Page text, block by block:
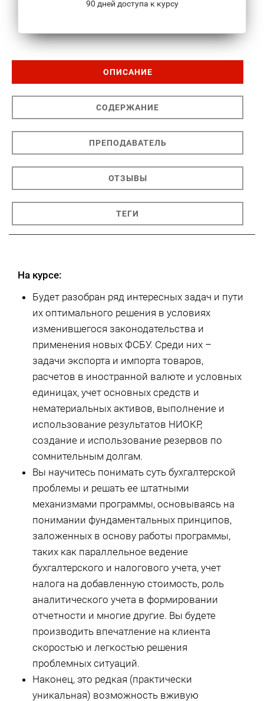
90 дней доступа к курсу
ОПИСАНИЕ
СОДЕРЖАНИЕ
ПРЕПОДАВАТЕЛЬ
ОТЗЫВЫ
ТЕГИ
На курсе:
Будет разобран ряд интересных задач и пути
их оптимального решения в условиях
изменившегося законодательства и
применения новых ФСБУ. Среди них –
задачи экспорта и импорта товаров,
расчетов в иностранной валюте и условных
единицах, учет основных средств и
нематериальных активов, выполнение и
использование результатов НИОКР,
создание и использование резервов по
сомнительным долгам.
Вы научитесь понимать суть бухгалтерской
проблемы и решать ее штатными
механизмами программы, основываясь на
понимании фундаментальных принципов,
заложенных в основу работы программы,
таких как параллельное ведение
бухгалтерского и налогового учета, учет
налога на добавленную стоимость, роль
аналитического учета в формировании
отчетности и многие другие. Вы будете
производить впечатление на клиента
скоростью и легкостью решения
проблемных ситуаций.
Наконец, это редкая (практически
уникальная) возможность вживую